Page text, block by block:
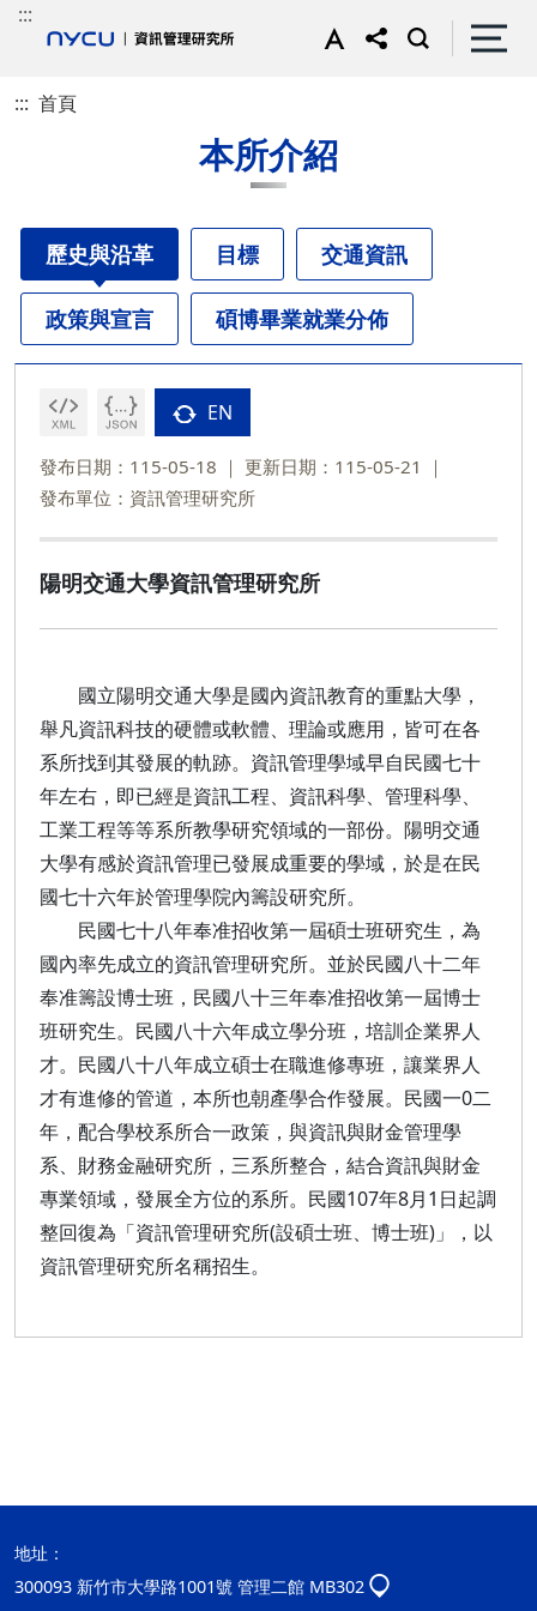
:::
::: 首頁
本所介紹
歷史與沿革 目標 交通資訊
政策與宣言 碩博畢業就業分佈
EN
發布日期：115-05-18
更新日期：115-05-21
發布單位：資訊管理研究所
陽明交通大學資訊管理研究所
國立陽明交通大學是國內資訊教育的重點大學，
舉凡資訊科技的硬體或軟體、理論或應用，皆可在各
系所找到其發展的軌跡。資訊管理學域早自民國七十
年左右，即已經是資訊工程、資訊科學、管理科學、
工業工程等等系所教學研究領域的一部份。陽明交通
大學有感於資訊管理已發展成重要的學域，於是在民
國七十六年於管理學院內籌設研究所。
民國七十八年奉准招收第一屆碩士班研究生，為
國內率先成立的資訊管理研究所。並於民國八十二年
奉准籌設博士班，民國八十三年奉准招收第一屆博士
班研究生。民國八十六年成立學分班，培訓企業界人
才。民國八十八年成立碩士在職進修專班，讓業界人
才有進修的管道，本所也朝產學合作發展。民國一0二
年，配合學校系所合一政策，與資訊與財金管理學
系、財務金融研究所，三系所整合，結合資訊與財金
專業領域，發展全方位的系所。民國107年8月1日起調
整回復為「資訊管理研究所(設碩士班、博士班)」，以
資訊管理研究所名稱招生。
地址：
300093 新竹市大學路1001號 管理二館 MB302